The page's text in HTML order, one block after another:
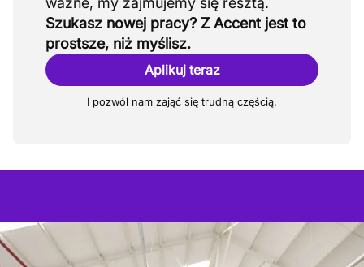
Szukasz nowej pracy? Z Accent jest to
prostsze, niż myślisz.
Aplikuj teraz
I pozwól nam zająć się trudną częścią.